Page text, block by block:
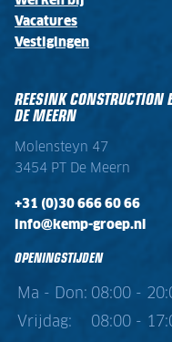
Vacatures
Vestigingen
REESINK
DE MEERN
Molensteyn 47
3454 PT De Meern
+31 (0)30 666 60 66
info@kemp-groep.nl
OPENINGSTIJDEN
Ma - Don: 08:00 -
Vrijdag:
08:00 -